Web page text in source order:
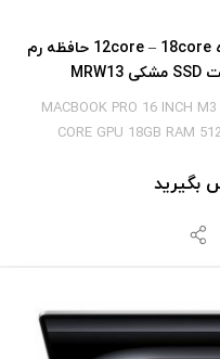
مک بوک پرو 16 اینچ M3 Pro پردازنده 12core – 18core حافظه رم
MACBOOK PRO 16 INCH
CORE GPU 18GB RAM
بگیرید